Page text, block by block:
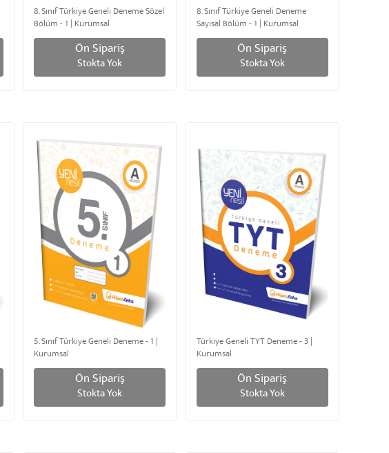
8. Sınıf Türkiye Geneli Deneme Sözel
Bölüm - 1 | Kurumsal
Ön Sipariş
Stokta Yok
8. Sınıf Türkiye Geneli Deneme
Sayısal Bölüm - 1 | Kurumsal
Ön Sipariş
Stokta Yok
5. Sınıf Türkiye Geneli Deneme - 1 |
Kurumsal
Ön Sipariş
Stokta Yok
Türkiye Geneli TYT Deneme - 3 |
Kurumsal
Ön Sipariş
Stokta Yok